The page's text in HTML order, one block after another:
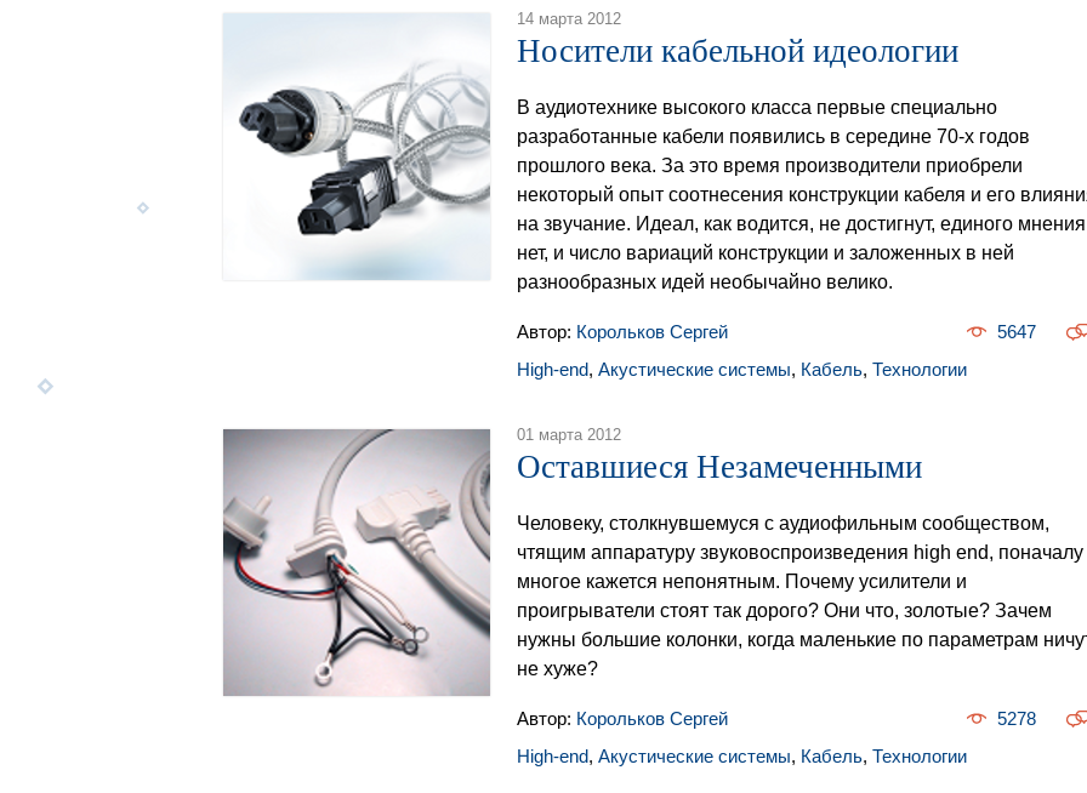
14 марта 2012
Носители кабельной идеологии
В аудиотехнике высокого класса первые специально
разработанные кабели появились в середине 70-х годов
прошлого века. За это время производители приобрели
некоторый опыт соотнесения конструкции кабеля и его
на звучание. Идеал, как водится, не достигнут, единого мнения
нет, и число вариаций конструкции и заложенных в ней
разнообразных идей необычайно велико.
Автор: Корольков Сергей
5647
High-end, Акустические системы, Кабель, Технологии
01 марта 2012
Оставшиеся Незамеченными
Человеку, столкнувшемуся с аудиофильным сообществом,
чтящим аппаратуру звуковоспроизведения high end, поначалу
многое кажется непонятным. Почему усилители и
проигрыватели стоят так дорого? Они что, золотые? Зачем
нужны большие колонки, когда маленькие по параметрам
не хуже?
Автор: Корольков Сергей
5278
High-end, Акустические системы, Кабель, Технологии